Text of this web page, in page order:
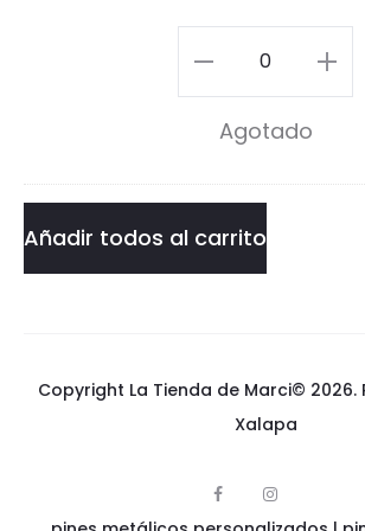
o
f
f
e
n
Cats
and
Coffee
Pin
cantidad
Agotado
Añadir todos al carrito
Copyright La Tienda de Marci© 2026.
Xalapa
c
s
i